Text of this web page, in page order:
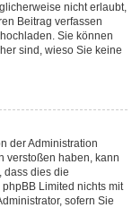
nicht erlaubt,
Beitrag verfassen
Sie können
sind, wieso Sie keine
der Administration
verstoßen haben, kann
dass dies die
Limited nichts mit
sofern Sie